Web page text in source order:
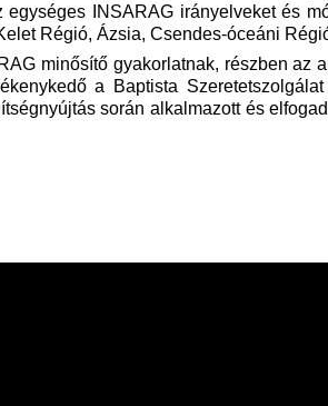
egységes INSARAG irányelveket és
Régió, Ázsia, Csendes-óceáni
minősítő gyakorlatnak, részben az
a Baptista
során alkalmazott és